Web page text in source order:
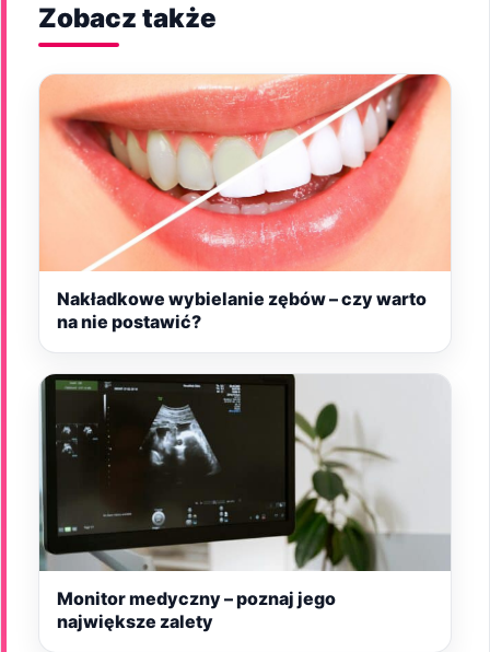
Zobacz także
Nakładkowe wybielanie zębów – czy warto
na nie postawić?
Monitor medyczny – poznaj jego
największe zalety